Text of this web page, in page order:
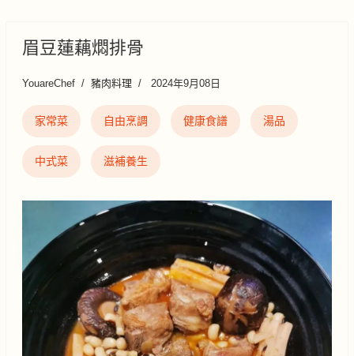
眉豆蓮藕燜排骨
YouareChef 豬肉料理 2024年9月08日
家常菜 自由烹調 健康食譜 湯品
中式菜 滋補養生